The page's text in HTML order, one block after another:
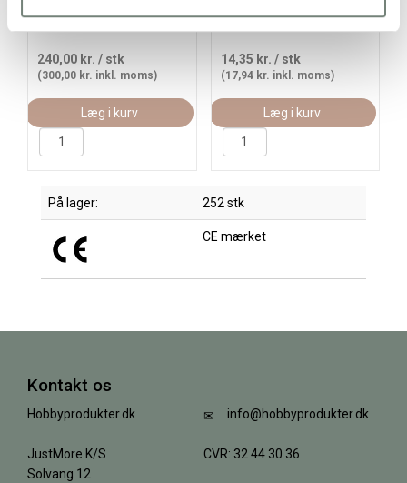
14000 stk., 1 sæt
240,00 kr. / stk
(300,00 kr. inkl. moms)
Læg i kurv
vinrød (4), 1100 stk./ 1 pk.
14,35 kr. / stk
(17,94 kr. inkl. moms)
Læg i kurv
På lager: 252 stk
CE mærket
Kontakt os
Hobbyprodukter.dk
JustMore K/S
Solvang 12
info@hobbyprodukter.dk
CVR: 32 44 30 36